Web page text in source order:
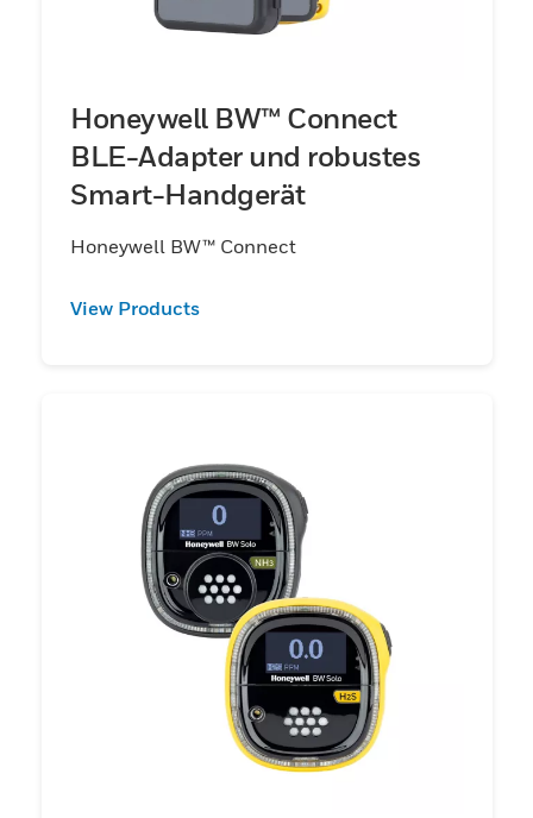
Honeywell BW™ Connect
BLE-Adapter und robustes
Smart-Handgerät
Honeywell BW™ Connect
View Products